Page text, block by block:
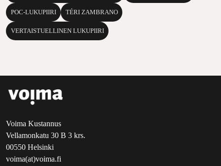
POC-LUKUPIIRI TÉRI ZAMBRANO
VERTAISTUELLINEN LUKUPIIRI
Voima Kustannus
Vellamonkatu 30 B 3 krs.
00550 Helsinki
voima(at)voima.fi